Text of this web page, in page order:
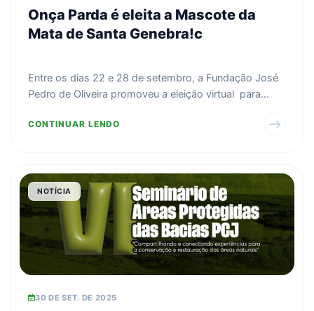
Onça Parda é eleita a Mascote da
Mata de Santa Genebra!c
Entre os dias 22 e 28 de setembro, a Fundação José
Pedro de Oliveira promoveu a eleição virtual para
CONTINUAR LENDO
NOTÍCIA
30 DE SET. DE 2025